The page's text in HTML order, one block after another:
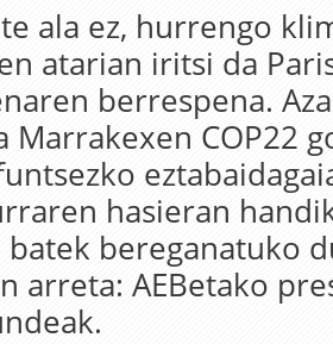
ala ez, hurrengo
atarian iritsi da
berrespena.
Marrakexen COP22
hasieran
batek bereganatuko
arreta: AEBetako